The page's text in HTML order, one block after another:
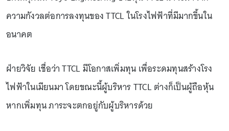
ความกังวลต่อการลงทุนของ TTCL ในโรงไฟฟ้าที่มีมากขึ้นใน
อนาคต
ฝ่ายวิจัย เชื่อว่า TTCL มีโอกาสเพิ่มทุน เพื่อระดมทุนสร้างโรง
ไฟฟ้าในเมียนมา โดยขณะนี้ผู้บริหาร TTCL ต่างก็เป็นผู้ถือหุ้น
หากเพิ่มทุน ภาระจะตกอยู่กับผู้บริหารด้วย